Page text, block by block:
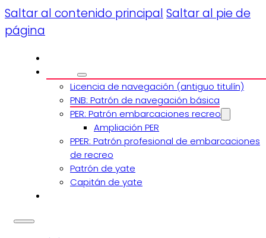
Saltar al contenido principal Saltar al pie de
página
Licencia de navegación (antiguo titulín)
PNB: Patrón de navegación básica
PER: Patrón embarcaciones recreo
Ampliación PER
PPER: Patrón profesional de embarcaciones
de recreo
Patrón de yate
Capitán de yate